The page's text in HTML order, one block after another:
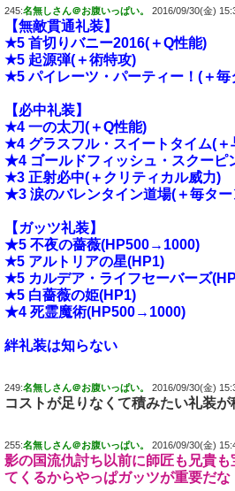
245:名無しさん＠お腹いっぱい。 2016/09/30(金)
【無敵貫通礼装】
★5 首切りバニー2016(＋Q性能)
★5 起源弾(＋術特攻)
★5 パイレーツ・パーティー！(＋毎
【必中礼装】
★4 一の太刀(＋Q性能)
★4 グラスフル・スイートタイム(＋
★4 ゴールドフィッシュ・スクーピ
★3 正射必中(＋クリティカル威力)
★3 涙のバレンタイン道場(＋毎タ
【ガッツ礼装】
★5 不夜の薔薇(HP500→1000)
★5 アルトリアの星(HP1)
★5 カルデア・ライフセーバーズ
★5 白薔薇の姫(HP1)
★4 死霊魔術(HP500→1000)
絆礼装は知らない
249:名無しさん＠お腹いっぱい。 2016/09/30(金)
コストが足りなくて積みたい礼装
255:名無しさん＠お腹いっぱい。 2016/09/30(金)
影の国流仇討ち以前に師匠も兄貴
てくるからやっぱガッツが重要だな